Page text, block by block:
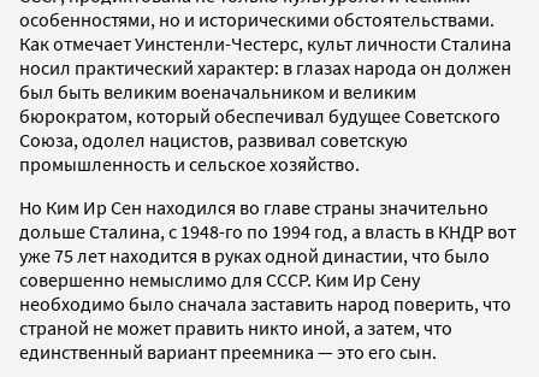
особенностями, но и историческими обстоятельствами.
Как отмечает Уинстенли-Честерс, культ личности Сталина
носил практический характер: в глазах народа он должен
был быть великим военачальником и великим
бюрократом, который обеспечивал будущее Советского
Союза, одолел нацистов, развивал советскую
промышленность и сельское хозяйство.
Но Ким Ир Сен находился во главе страны значительно
дольше Сталина, с 1948-го по 1994 год, а власть в КНДР вот
уже 75 лет находится в руках одной династии, что было
совершенно немыслимо для СССР. Ким Ир Сену
необходимо было сначала заставить народ поверить, что
страной не может править никто иной, а затем, что
единственный вариант преемника — это его сын.